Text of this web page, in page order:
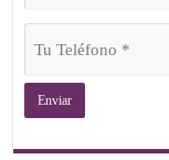
Tu
Teléfono